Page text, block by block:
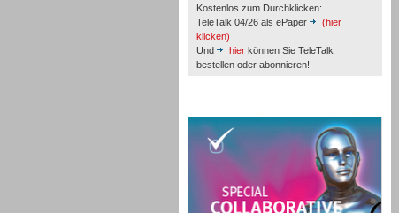
Kostenlos zum Durchklicken:
TeleTalk 04/26 als ePaper
(hier
klicken)
Und
hier können Sie TeleTalk
bestellen oder abonnieren!
Personal